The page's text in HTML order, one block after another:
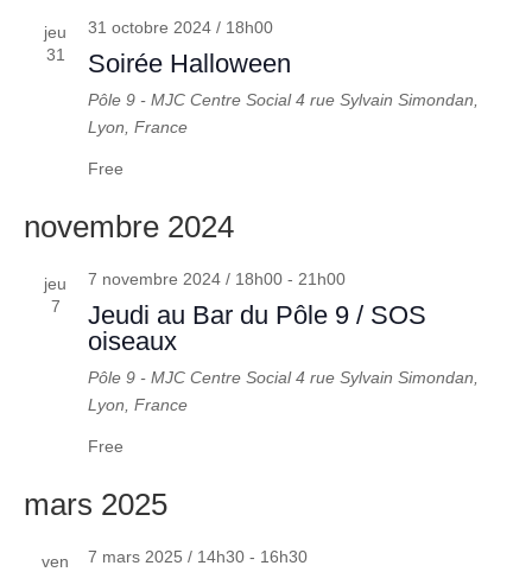
jeu
31
31 octobre 2024 / 18h00
Soirée Halloween
Pôle 9 - MJC Centre Social4 rue Sylvain Simondan,
Lyon, France
Free
novembre 2024
jeu
7
7 novembre 2024 / 18h00- 21h00
Jeudi au Bar du Pôle 9 / SOS
oiseaux
Pôle 9 - MJC Centre Social4 rue Sylvain Simondan,
Lyon, France
Free
mars 2025
ven
7 mars 2025 / 14h30- 16h30